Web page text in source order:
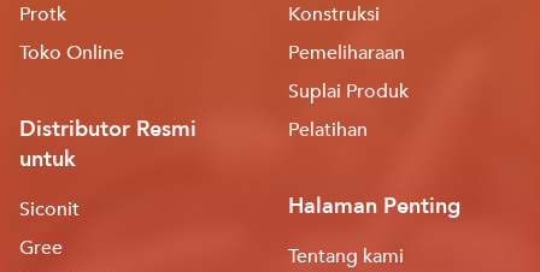
Protk
Toko Online
Distributor Resmi
untuk
Siconit
Gree
Konstruksi
Pemeliharaan
Suplai Produk
Pelatihan
Halaman Penting
Tentang kami